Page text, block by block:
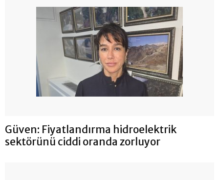
Güven: Fiyatlandırma hidroelektrik
sektörünü ciddi oranda zorluyor